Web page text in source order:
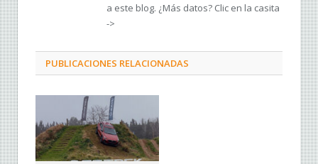
a este blog. ¿Más datos? Clic en la casita
->
PUBLICACIONES RELACIONADAS